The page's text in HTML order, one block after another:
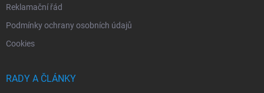
Reklamační řád
Podmínky ochrany osobních údajů
Cookies
RADY A ČLÁNKY